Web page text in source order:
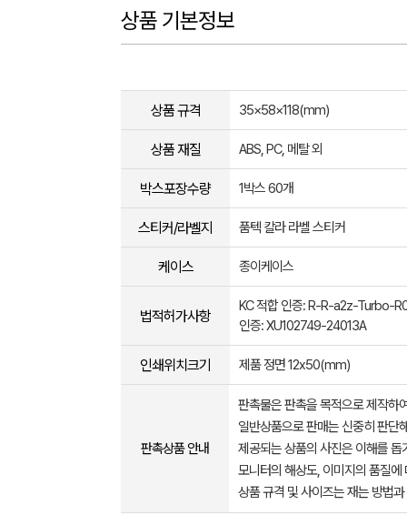
상품 기본정보
상품 규격 35×58×118(mm)
상품 재질 ABS, PC, 메탈 외
박스포장수량 1박스 60개
스티커/라벨지 품텍 칼라 라벨 스티커
케이스 종이케이스
법적허가사항
KC 적합 인증: R-R-a2z-Turbo-
인증: XU102749-24013A
인쇄위치크기 제품 정면 12x50(mm)
판촉상품 안내
판촉물은 판촉을 목적으로 제작하
일반상품으로 판매는 신중히 판단
제공되는 상품의 사진은 이해를
모니터의 해상도, 이미지의 품질
상품 규격 및 사이즈는 재는 방법